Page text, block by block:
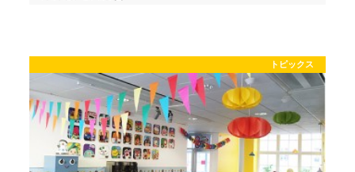
トピックス